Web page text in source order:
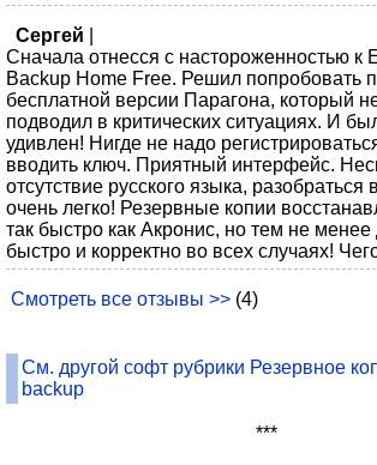
Сергей
Сначала отнесся с настороженностью к
Backup Home Free. Решил попробовать
бесплатной версии Парагона, который
подводил в критических ситуациях. И
удивлен! Нигде не надо
вводить ключ. Приятный интерфейс.
отсутствие русского языка, разобраться
очень легко! Резервные копии
так быстро как Акронис, но тем не менее
быстро и корректно во всех случаях!
Смотреть все отзывы >> (4)
См. другой софт рубрики Резервное
backup
***